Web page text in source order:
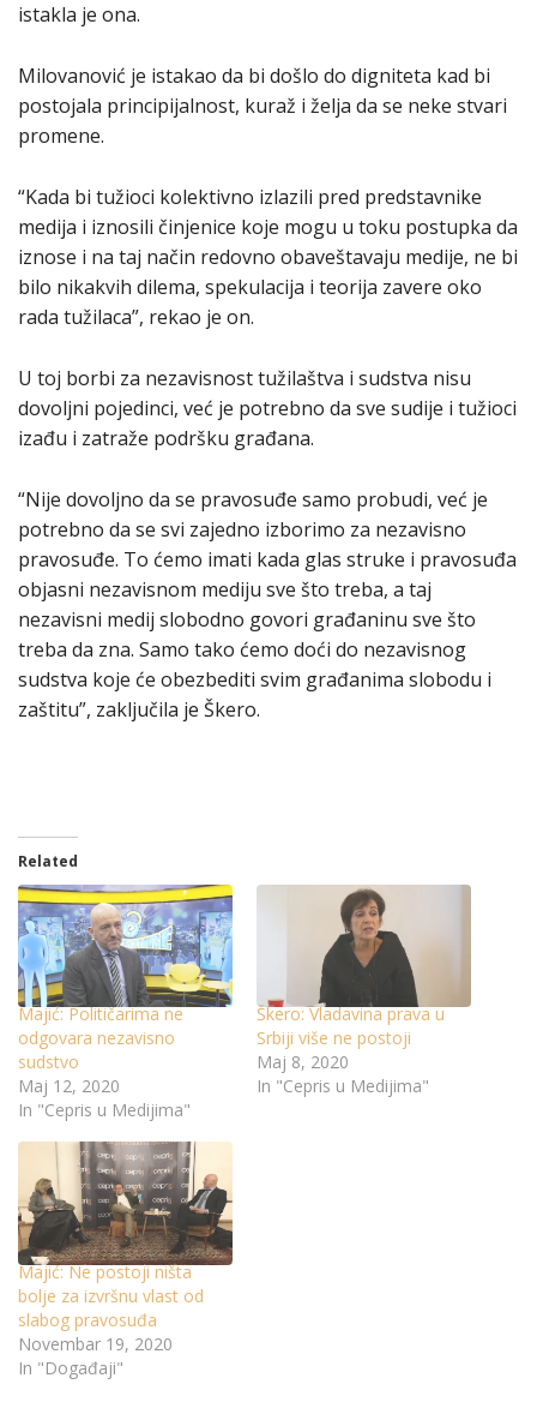
istakla je ona.
Milovanović je istakao da bi došlo do digniteta kad bi
postojala principijalnost, kuraž i želja da se neke stvari
promene.
“Kada bi tužioci kolektivno izlazili pred predstavnike
medija i iznosili činjenice koje mogu u toku postupka da
iznose i na taj način redovno obaveštavaju medije, ne bi
bilo nikakvih dilema, spekulacija i teorija zavere oko
rada tužilaca”, rekao je on.
U toj borbi za nezavisnost tužilaštva i sudstva nisu
dovoljni pojedinci, već je potrebno da sve sudije i tužioci
izađu i zatraže podršku građana.
“Nije dovoljno da se pravosuđe samo probudi, već je
potrebno da se svi zajedno izborimo za nezavisno
pravosuđe. To ćemo imati kada glas struke i pravosuđa
objasni nezavisnom mediju sve što treba, a taj
nezavisni medij slobodno govori građaninu sve što
treba da zna. Samo tako ćemo doći do nezavisnog
sudstva koje će obezbediti svim građanima slobodu i
zaštitu”, zaključila je Škero.
Related
Majić: Političarima ne
odgovara nezavisno
sudstvo
Maj 12, 2020
In "Cepris u Medijima"
Škero: Vladavina prava u
Srbiji više ne postoji
Maj 8, 2020
In "Cepris u Medijima"
Majić: Ne postoji ništa
bolje za izvršnu vlast od
slabog pravosuđa
Novembar 19, 2020
In "Događaji"